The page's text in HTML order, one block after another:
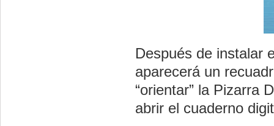
Después de instalar
aparecerá un
“orientar” la Pizarra
abrir el cuaderno